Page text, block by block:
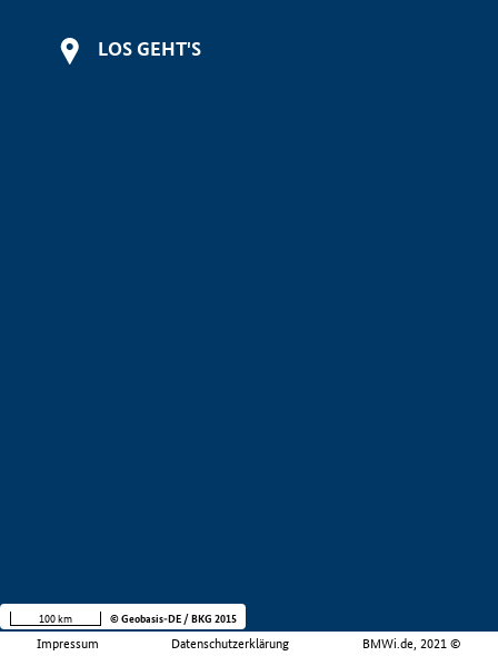
LOS GEHT'S
Impressum Datenschutzerklärung BMWi.de, 2021 ©
100 km © Geobasis-DE / BKG 2015